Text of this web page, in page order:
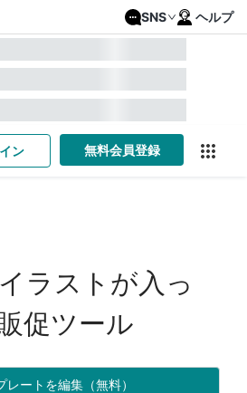
SNS ヘルプ
ン 無料会員登録
ラストが入っ
促ツール
レートを編集（無料）